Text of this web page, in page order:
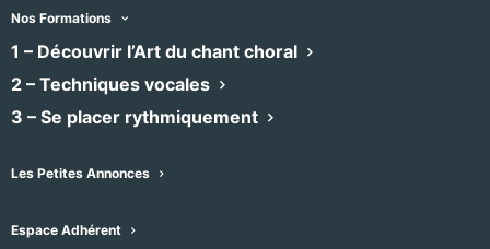
Nos Formations
1 – Découvrir l’Art du chant choral
2 – Techniques vocales
3 – Se placer rythmiquement
Les Petites Annonces
Espace Adhérent
Retrouvez ici l’agenda des concerts et
formations des chœurs adhérents à la
Fédération, filtrable par emplacement et
choisir le type d’affichage qui vous
ou carte), en cliquant sur le menu